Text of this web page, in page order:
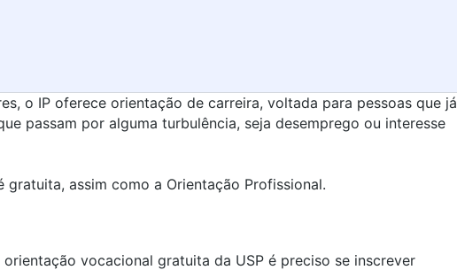
o IP oferece orientação de carreira, voltada para pessoas que já
passam por alguma turbulência, seja desemprego ou interesse
gratuita, assim como a Orientação Profissional.
vocacional gratuita da USP é preciso se inscrever